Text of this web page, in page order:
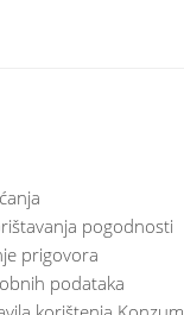
pogodnosti
prigovora
podataka